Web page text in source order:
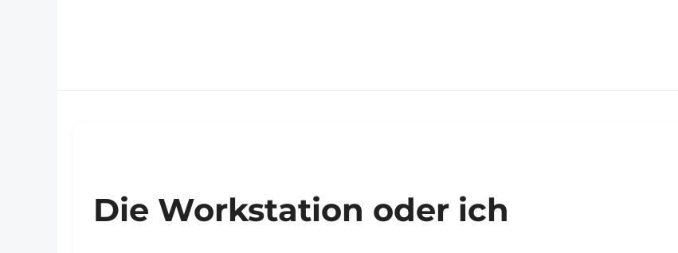
Die Workstation oder ich